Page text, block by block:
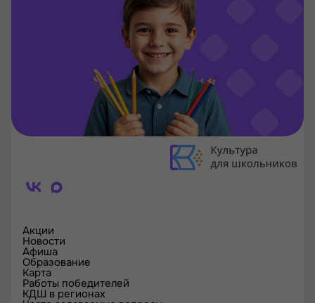
Акции
Новости
Афиша
Образование
Карта
Работы победителей
КДШ в регионах